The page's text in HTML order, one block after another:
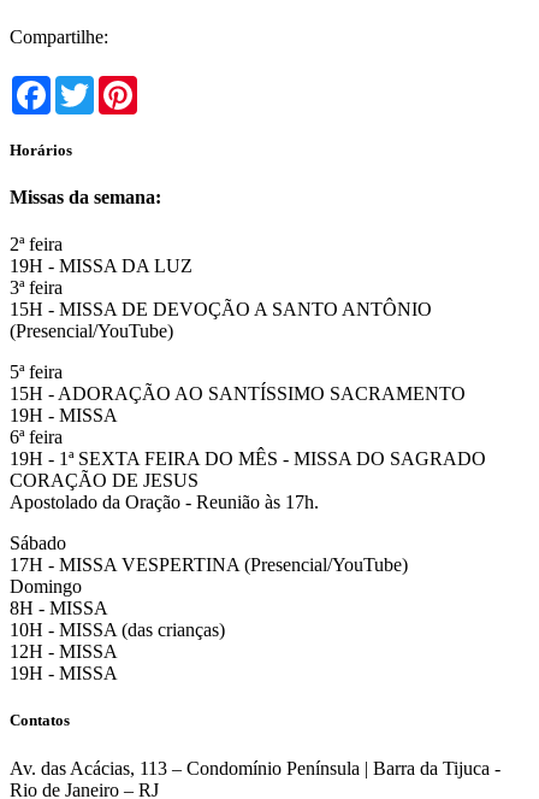
Compartilhe:
Facebook
Twitter
Horários
Missas da semana:
2ª feira
19H - MISSA DA LUZ
3ª feira
15H - MISSA DE DEVOÇÃO A SANTO ANTÔNIO
(Presencial/YouTube)
5ª feira
15H - ADORAÇÃO AO SANTÍSSIMO SACRAMENTO
19H - MISSA
6ª feira
19H - 1ª SEXTA FEIRA DO MÊS - MISSA DO SAGRADO
CORAÇÃO DE JESUS
Apostolado da Oração - Reunião às 17h.
Sábado
17H - MISSA VESPERTINA (Presencial/YouTube)
Domingo
8H - MISSA
10H - MISSA (das crianças)
12H - MISSA
19H - MISSA
Contatos
Av. das Acácias, 113 – Condomínio Península | Barra da Tijuca -
Rio de Janeiro – RJ